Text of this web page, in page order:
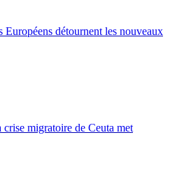
Européens détournent les nouveaux
crise migratoire de Ceuta met